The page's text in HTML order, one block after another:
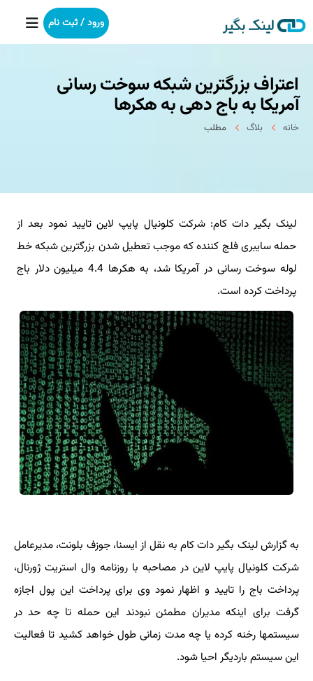
خانه
بکلینک
خدمات ما
درباره ما
آموزش
ورود / ثبت نام
اعتراف بزرگترین شبكه سوخت رسانی
آمریكا به باج دهی به هكرها
خانه بلاگ مطلب
لینک بگیر دات کام: شرکت کلونیال پایپ لاین تایید نمود بعد از
حمله سایبری فلج کننده که موجب تعطیل شدن بزرگترین شبکه خط
لوله سوخت رسانی در آمریکا شد، به هکرها 4.4 میلیون دلار باج
پرداخت کرده است.
به گزارش لینک بگیر دات کام به نقل از ایسنا، جوزف بلونت، مدیرعامل
شرکت کلونیال پایپ لاین در مصاحبه با روزنامه وال استریت ژورنال،
پرداخت باج را تایید و اظهار نمود وی برای پرداخت این پول اجازه
گرفت برای اینکه مدیران مطمئن نبودند این حمله تا چه حد در
سیستمها رخنه کرده یا چه مدت زمانی طول خواهد کشید تا فعالیت
این سیستم باردیگر احیا شود.